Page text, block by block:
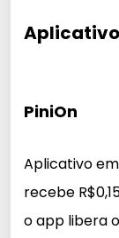
PiniOn
Aplicativo
recebe
o app libera